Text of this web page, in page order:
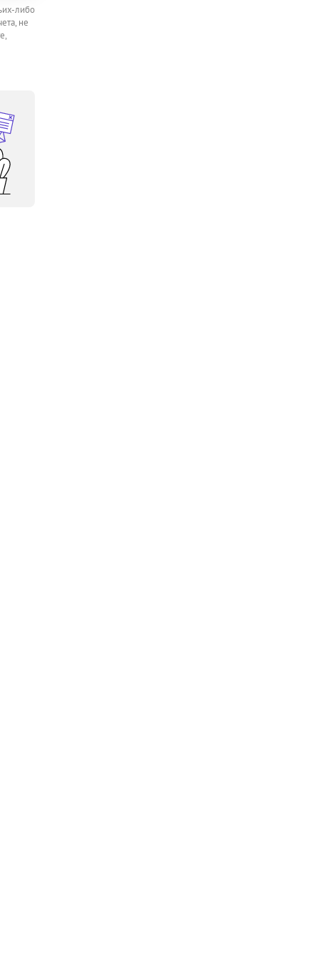
либо
не